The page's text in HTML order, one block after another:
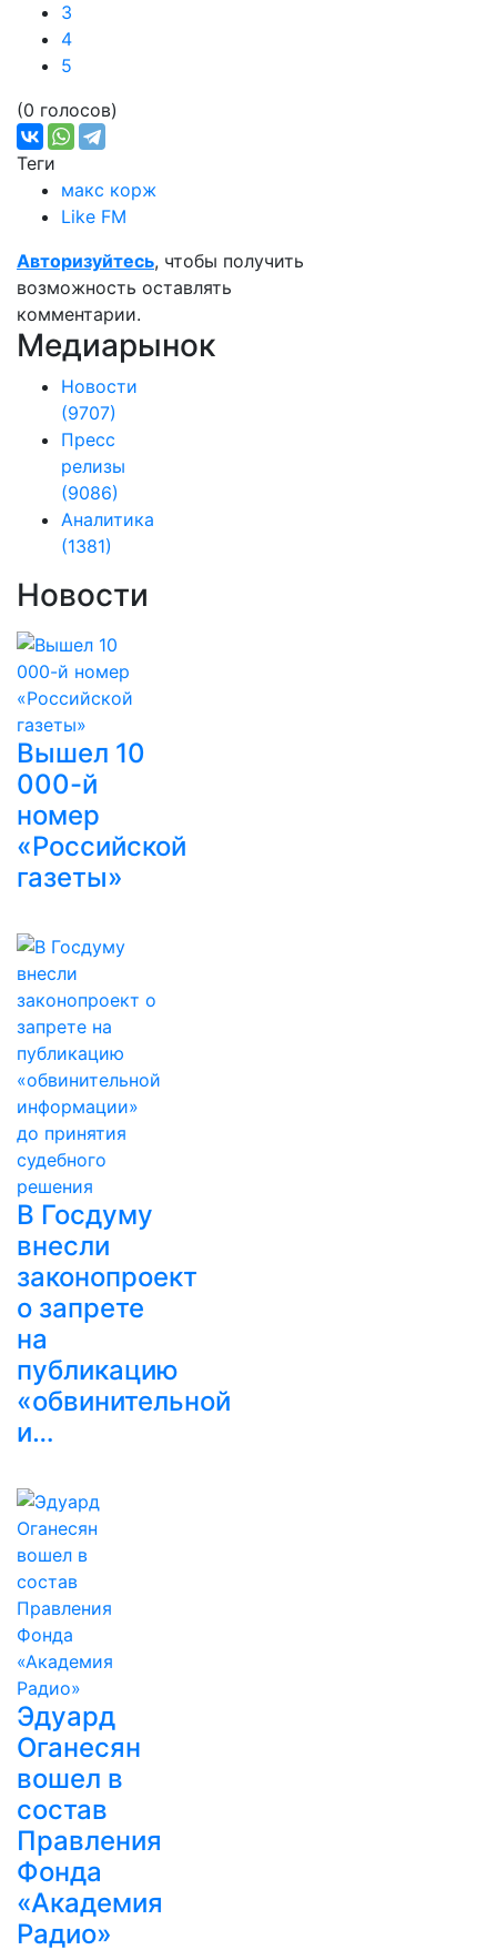
3
4
5
(0 голосов)
Теги
макс корж
Like FM
Авторизуйтесь, чтобы получить
возможность оставлять
комментарии.
Медиарынок
Новости
(9707)
Пресс
релизы
(9086)
Аналитика
(1381)
Новости
Вышел 10
000-й
номер
«Российской
газеты»
В Госдуму
внесли
законопроект
о запрете
на
публикацию
«обвинительной
и…
Эдуард
Оганесян
вошел в
состав
Правления
Фонда
«Академия
Радио»